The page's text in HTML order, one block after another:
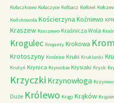
Kołaczkowo Kołaczyce Kołbacz Kołbiel
Końskowola Kościerzyna Koźniewo KPN
Kraszew Kraszewo Kraśnicza Wola
Krogulec Krojanty Krokowa
Krotoszyny Krośnice Kruki Kruklanki
Krutyń Krynica Krynickie Krysiaki Krysk
Krzyczki Krzynowłoga
Duże Królewo Krągi Krąków